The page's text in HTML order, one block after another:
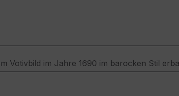
Votivbild im Jahre 1690 im barocken Stil